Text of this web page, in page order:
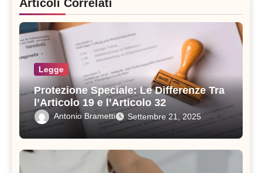
Articoli Correlati
Legge
Protezione Speciale: Le Differenze Tra
l’Articolo 19 e l’Articolo 32
Antonio Brametti Settembre 21, 2025